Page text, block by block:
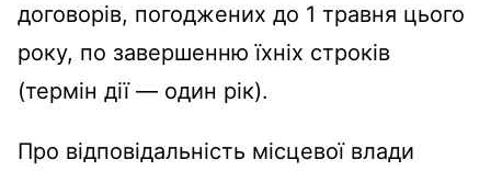
договорів, погоджених до 1 травня цього
року, по завершенню їхніх строків
(термін дії — один рік).
Про відповідальність місцевої влади